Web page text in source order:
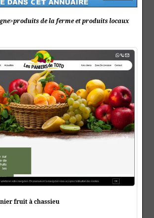
de la ferme et produits locaux
fruit à chassieu